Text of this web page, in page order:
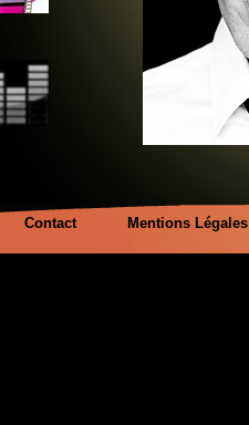
Contact Mentions Légales